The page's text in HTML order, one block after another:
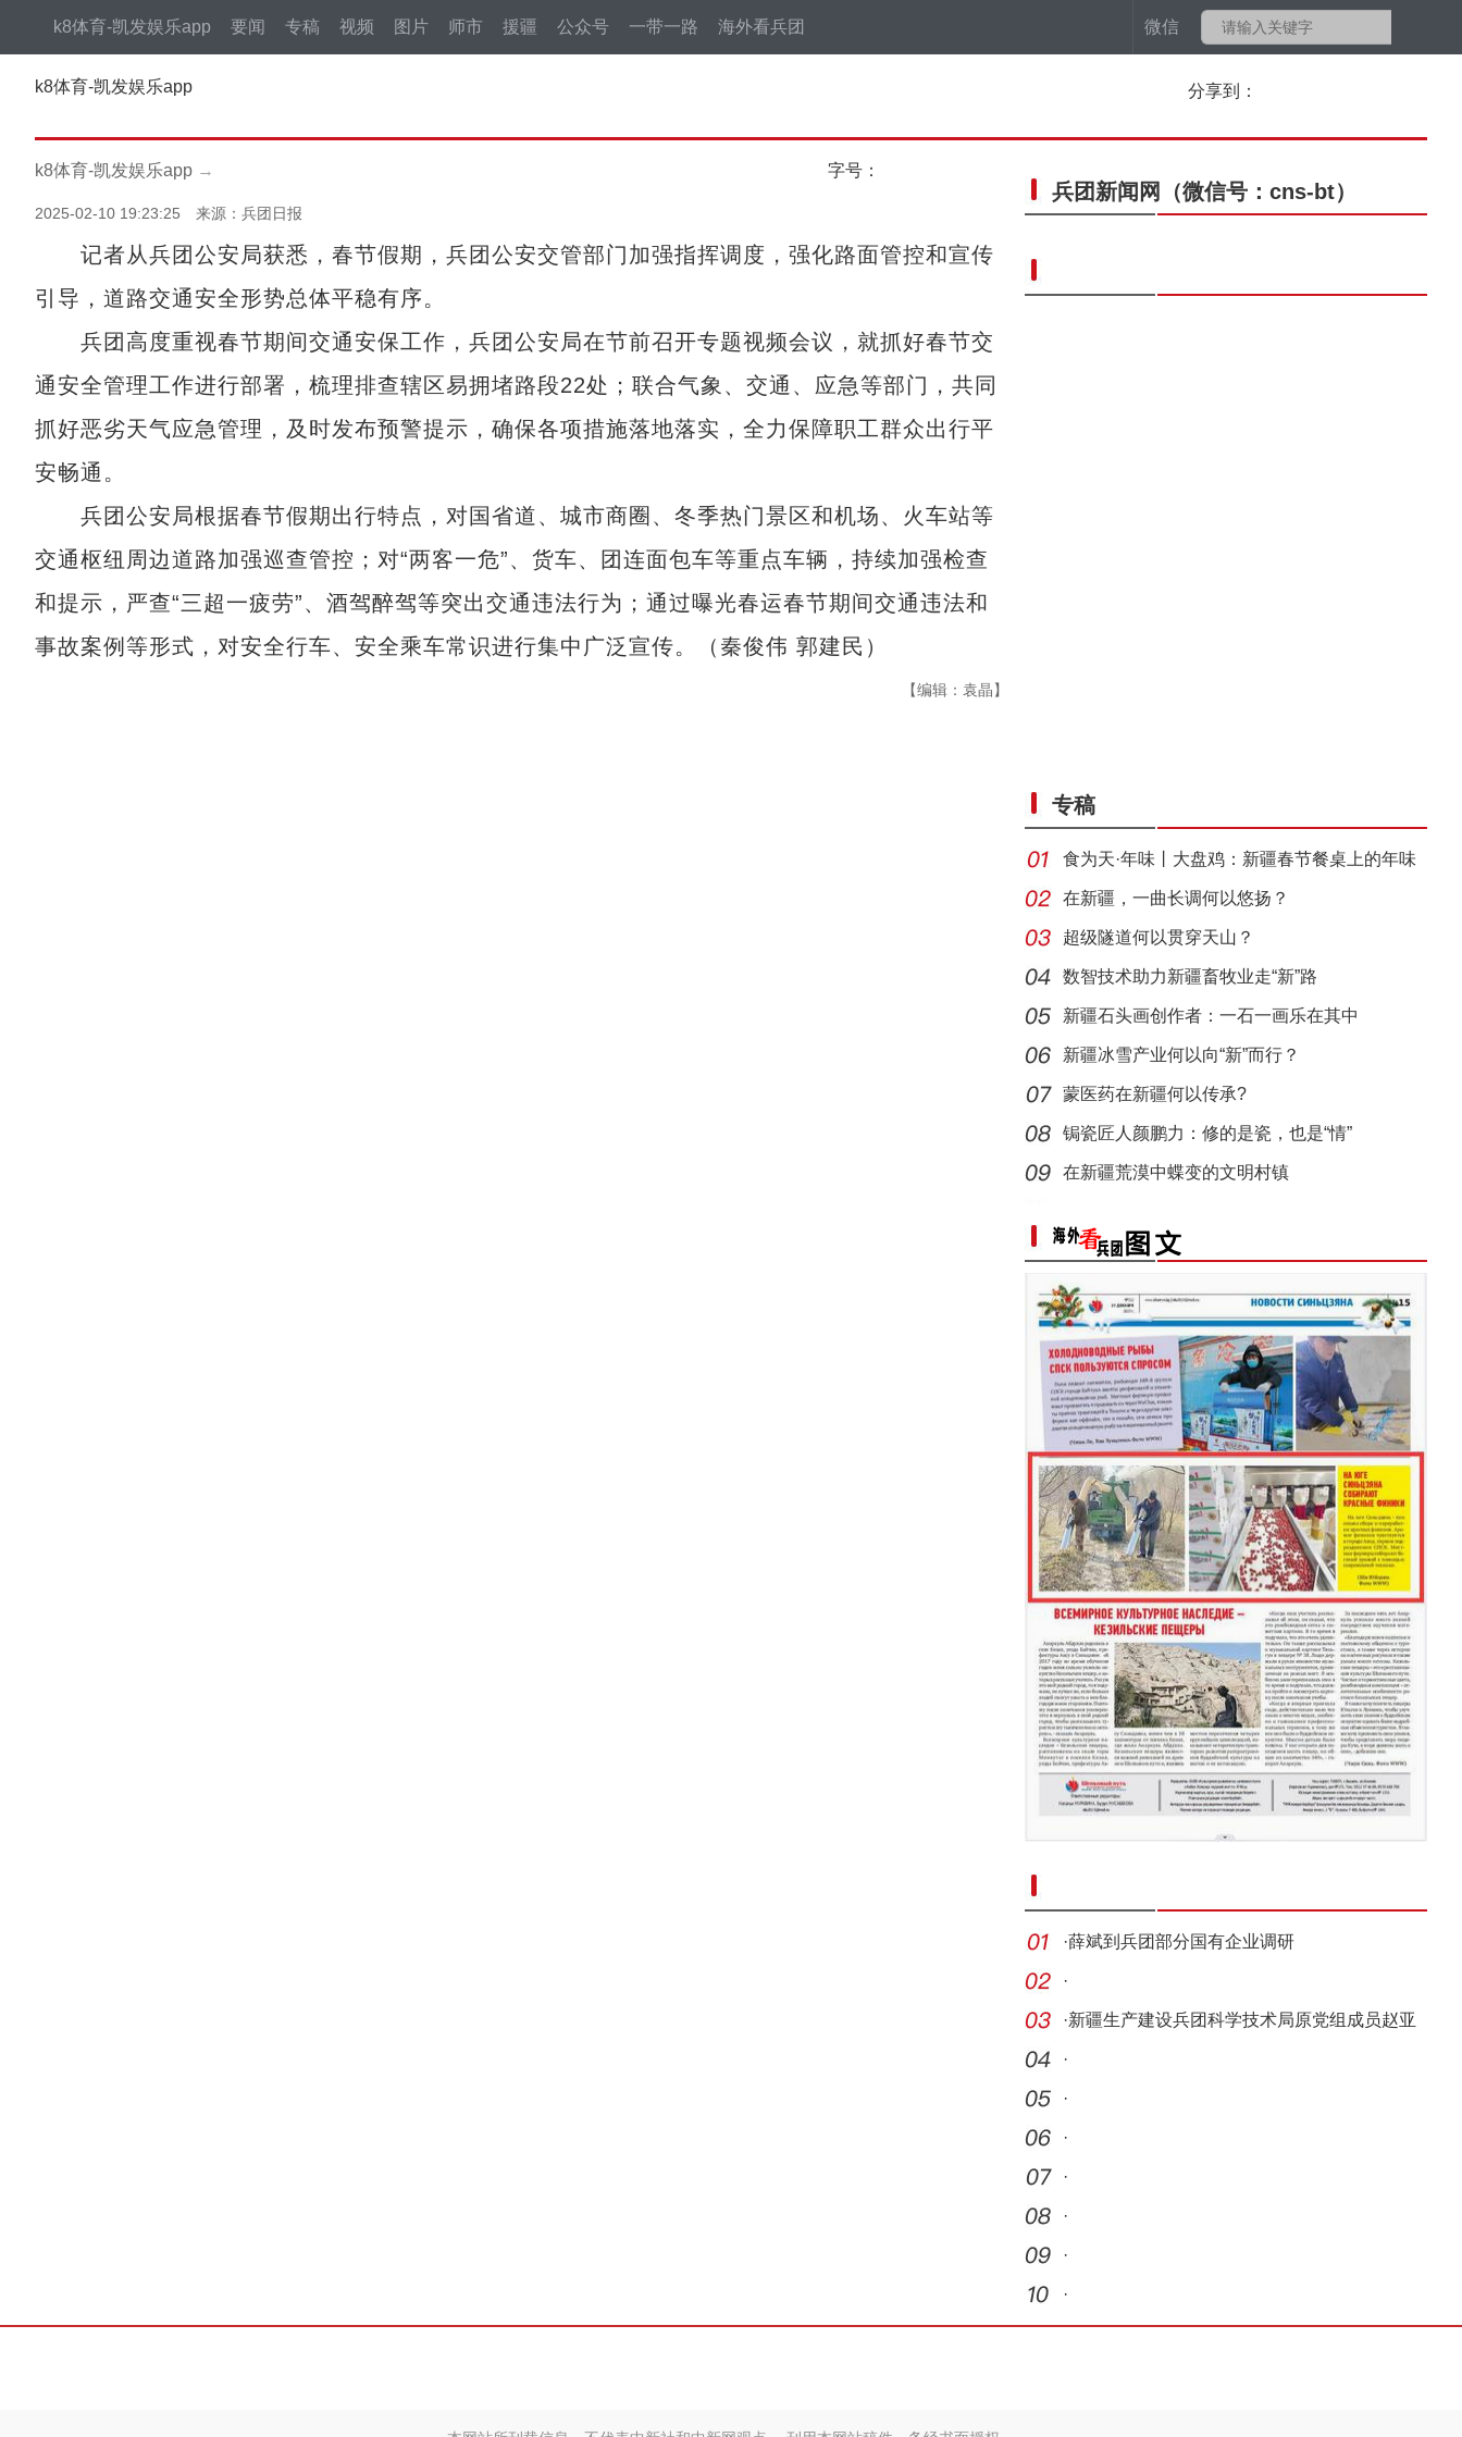
微信
k8体育-凯发娱乐app 要闻 专稿 视频 图片 师市 援疆 公众号 一带一路 海外看兵团
k8体育-凯发娱乐app 分享到：
k8体育-凯发娱乐app → 字号：
2025-02-10 19:23:25 来源：兵团日报
记者从兵团公安局获悉，春节假期，兵团公安交管部门加强指挥调度，强化路面管控和宣传
引导，道路交通安全形势总体平稳有序。
兵团高度重视春节期间交通安保工作，兵团公安局在节前召开专题视频会议，就抓好春节交
通安全管理工作进行部署，梳理排查辖区易拥堵路段22处；联合气象、交通、应急等部门，共同
抓好恶劣天气应急管理，及时发布预警提示，确保各项措施落地落实，全力保障职工群众出行平
安畅通。
兵团公安局根据春节假期出行特点，对国省道、城市商圈、冬季热门景区和机场、火车站等
交通枢纽周边道路加强巡查管控；对“两客一危”、货车、团连面包车等重点车辆，持续加强检查
和提示，严查“三超一疲劳”、酒驾醉驾等突出交通违法行为；通过曝光春运春节期间交通违法和
事故案例等形式，对安全行车、安全乘车常识进行集中广泛宣传。（秦俊伟 郭建民）
【编辑：袁晶】
兵团新闻网 （微信号：cns-bt）
侨乡故事 | 从游客到创客：爱上喀什“慢生活
侨乡故事 | 新疆吐鲁番烘焙师“复刻”1400年
专稿
食为天·年味丨大盘鸡：新疆春节餐桌上的年味
担当
在新疆，一曲长调何以悠扬？
超级隧道何以贯穿天山？
数智技术助力新疆畜牧业走“新”路
新疆石头画创作者：一石一画乐在其中
新疆冰雪产业何以向“新”而行？
蒙医药在新疆何以传承?
锔瓷匠人颜鹏力：修的是瓷，也是“情”
在新疆荒漠中蝶变的文明村镇
·薛斌到兵团部分国有企业调研
·
·新疆生产建设兵团科学技术局原党组成员赵亚
忠接受
·
·
·
·
·
·
·